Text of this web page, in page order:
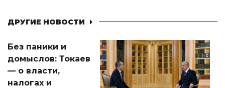
ДРУГИЕ НОВОСТИ
Без паники и
домыслов: Токаев
— о власти,
налогах и